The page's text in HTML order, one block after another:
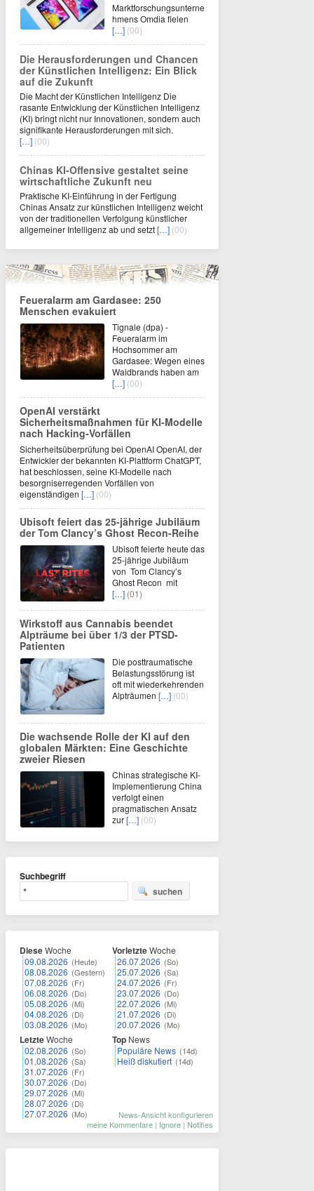
Marktforschungsunterne
hmens Omdia fielen
[…] (00)
Die Herausforderungen und Chancen
der Künstlichen Intelligenz: Ein Blick
auf die Zukunft
Die Macht der Künstlichen Intelligenz Die
rasante Entwicklung der Künstlichen Intelligenz
(KI) bringt nicht nur Innovationen, sondern auch
signifikante Herausforderungen mit sich.
[…] (00)
Chinas KI-Offensive gestaltet seine
wirtschaftliche Zukunft neu
Praktische KI-Einführung in der Fertigung
Chinas Ansatz zur künstlichen Intelligenz weicht
von der traditionellen Verfolgung künstlicher
allgemeiner Intelligenz ab und setzt[…] (00)
Feueralarm am Gardasee: 250
Menschen evakuiert
Tignale (dpa) -
Feueralarm im
Hochsommer am
Gardasee: Wegen eines
Waldbrands haben am
[…] (00)
OpenAI verstärkt
Sicherheitsmaßnahmen für KI-Modelle
nach Hacking-Vorfällen
Sicherheitsüberprüfung bei OpenAI OpenAI, der
Entwickler der bekannten KI-Plattform ChatGPT,
hat beschlossen, seine KI-Modelle nach
besorgniserregenden Vorfällen von
eigenständigen […] (00)
Ubisoft feiert das 25-jährige Jubiläum
der Tom Clancy’s Ghost Recon-Reihe
Ubisoft feierte heute das
25-jährige Jubiläum
von Tom Clancy’s
Ghost Recon mit
[…] (01)
Wirkstoff aus Cannabis beendet
Alpträume bei über 1/3 der PTSD-
Patienten
Die posttraumatische
Belastungsstörung ist
oft mit wiederkehrenden
Alpträumen […] (00)
Die wachsende Rolle der KI auf den
globalen Märkten: Eine Geschichte
zweier Riesen
Chinas strategische KI-
Implementierung China
verfolgt einen
pragmatischen Ansatz
zur[…] (00)
Suchbegriff
suchen
DieseWoche
09.08.2026 (Heute)
08.08.2026 (Gestern)
07.08.2026 (Fr)
06.08.2026 (Do)
05.08.2026 (Mi)
04.08.2026 (Di)
03.08.2026 (Mo)
LetzteWoche
02.08.2026 (So)
01.08.2026 (Sa)
31.07.2026 (Fr)
30.07.2026 (Do)
29.07.2026 (Mi)
28.07.2026 (Di)
27.07.2026 (Mo)
VorletzteWoche
26.07.2026 (So)
25.07.2026 (Sa)
24.07.2026 (Fr)
23.07.2026 (Do)
22.07.2026 (Mi)
21.07.2026 (Di)
20.07.2026 (Mo)
Top News
Populäre News (14d)
Heiß diskutiert (14d)
News-Ansicht konfigurieren
meine Kommentare | Ignore | Notifies